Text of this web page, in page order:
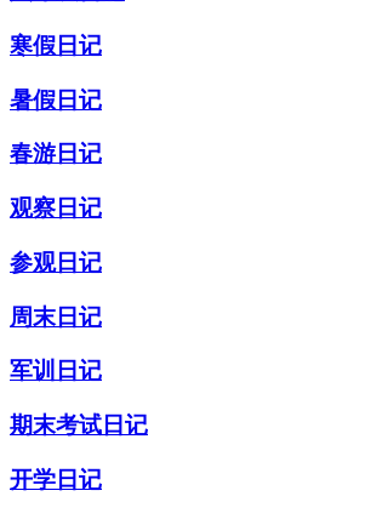
寒假日记
暑假日记
春游日记
观察日记
参观日记
周末日记
军训日记
期末考试日记
开学日记